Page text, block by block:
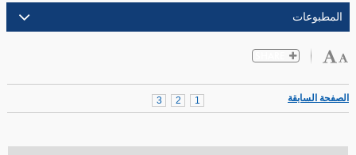
1
2
3 الصفحة السابقة